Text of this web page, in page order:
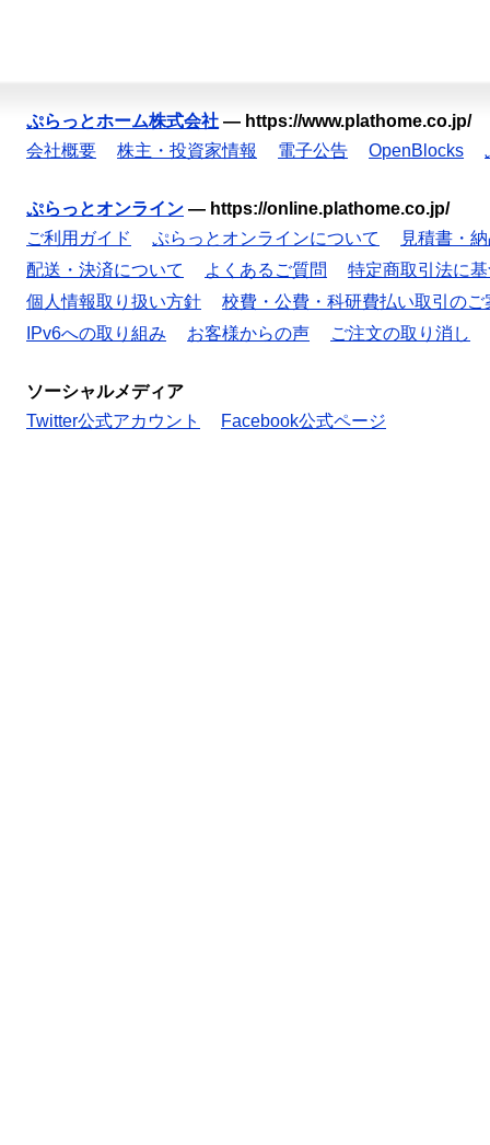
ぷらっとホーム株式会社 — https://www.plathome.co.jp/
会社概要
株主・投資家情報 電子公告 OpenBlocks
ぷらっとオンライン — https://online.plathome.co.jp/
ご利用ガイド
ぷらっとオンラインについて
見積書・
配送・決済について
よくあるご質問
特定商取引法に
個人情報取り扱い方針
校費・公費・科研費払い取引のご
IPv6への取り組み
お客様からの声 ご注文の取り消し
ソーシャルメディア
Twitter公式アカウント
Facebook公式ページ